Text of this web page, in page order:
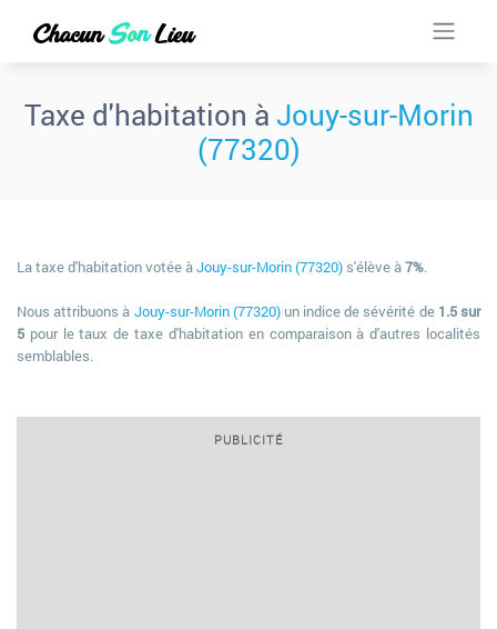
Taxe d'habitation à Jouy-sur-Morin
(77320)
La taxe d'habitation votée àJouy-sur-Morin (77320) s'élève à7%.
Nous attribuons à Jouy-sur-Morin (77320)un indice de sévérité de 1.5 sur
5 pour le taux de taxe d'habitation en comparaison à d'autres localités
semblables.
PUBLICITÉ